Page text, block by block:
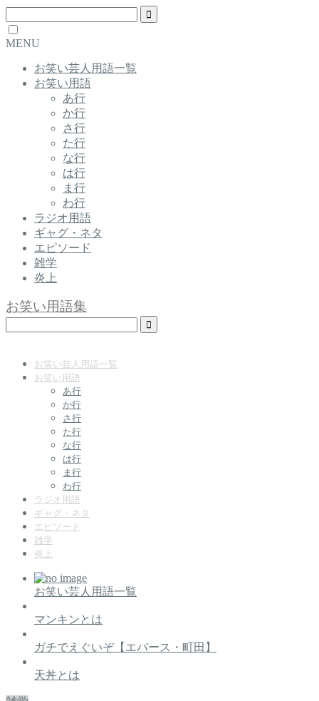
MENU
お笑い芸人用語一覧
お笑い用語
あ行
か行
さ行
た行
な行
は行
ま行
わ行
ラジオ用語
ギャグ・ネタ
エピソード
雑学
炎上
お笑い用語集
お笑い芸人用語一覧
お笑い用語
あ行
か行
さ行
た行
な行
は行
ま行
わ行
ラジオ用語
ギャグ・ネタ
エピソード
雑学
炎上
お笑い芸人用語一覧
マンキンとは
ガチでえぐいぞ【エバース・町田】
天丼とは